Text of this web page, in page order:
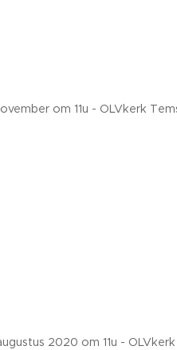
om 11u - OLVkerk
2020 om 11u -